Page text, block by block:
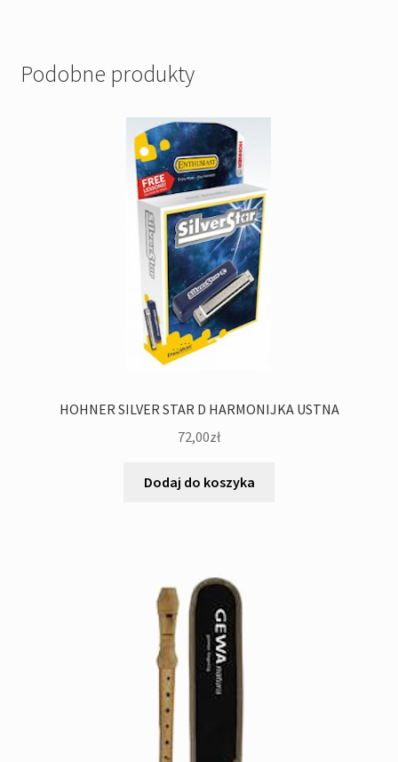
Podobne produkty
HOHNER SILVER STAR D HARMONIJKA USTNA
72,00zł
Dodaj do koszyka